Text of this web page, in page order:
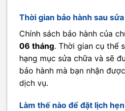
Thời gian bảo hành sau
Chính sách bảo hành của
06 tháng. Thời gian cụ thể
hạng mục sửa chữa và sẽ
bảo hành mà bạn nhận
dịch vụ.
Làm thế nào để đặt lịch